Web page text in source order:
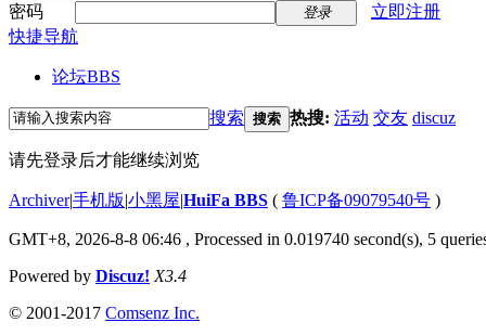
密码
登录
立即注册
快捷导航
论坛BBS
搜索 搜索 热搜: 活动 交友 discuz
请先登录后才能继续浏览
Archiver|手机版|小黑屋|HuiFa BBS ( 鲁ICP备09079540号 )
GMT+8, 2026-8-8 06:46 , Processed in 0.019740 second(s), 5
Powered by Discuz! X3.4
© 2001-2017 Comsenz Inc.